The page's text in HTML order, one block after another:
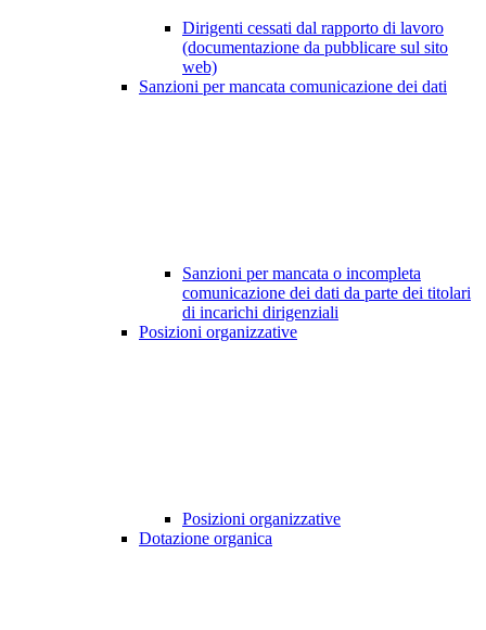
Dirigenti cessati dal rapporto di lavoro
(documentazione da pubblicare sul sito
web)
Sanzioni per mancata comunicazione dei dati
Sanzioni per mancata o incompleta
comunicazione dei dati da parte dei titolari
di incarichi dirigenziali
Posizioni organizzative
Posizioni organizzative
Dotazione organica